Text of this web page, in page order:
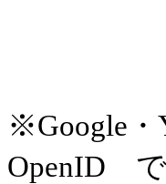
※Google・
OpenID